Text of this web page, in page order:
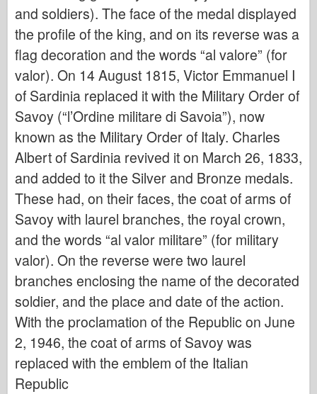
Italeri
Legendy
Meng Model
Tamiya
Tristar
Trębacz
Zvezda
Albumy-Zdjęcia
Spacer
Książki
Dvd
Kontakt
dziennik le
Zestawy
and soldiers). The face of the medal displayed
the profile of the king, and on its reverse was a
flag decoration and the words “al valore” (for
valor). On 14 August 1815, Victor Emmanuel I
of Sardinia replaced it with the Military Order of
Savoy (“l’Ordine militare di Savoia”), now
known as the Military Order of Italy. Charles
Albert of Sardinia revived it on March 26, 1833,
and added to it the Silver and Bronze medals.
These had, on their faces, the coat of arms of
Savoy with laurel branches, the royal crown,
and the words “al valor militare” (for military
valor). On the reverse were two laurel
branches enclosing the name of the decorated
soldier, and the place and date of the action.
With the proclamation of the Republic on June
2, 1946, the coat of arms of Savoy was
replaced with the emblem of the Italian
Republic